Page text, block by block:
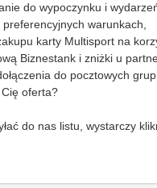
do wypoczynku i
warunkach,
karty Multisport na
Biznestank i zniżki u
do pocztowych
Cię oferta?
do nas listu, wystarczy